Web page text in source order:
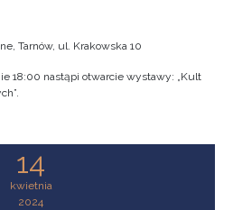
Tarnów, ul. Krakowska 10
18:00 nastąpi otwarcie wystawy: „Kult
14
kwietnia
2024